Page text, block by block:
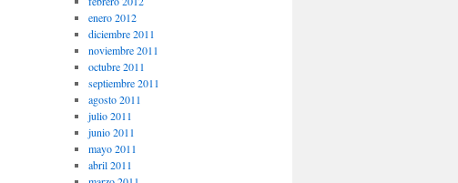
enero 2012
diciembre 2011
noviembre 2011
octubre 2011
septiembre 2011
agosto 2011
julio 2011
junio 2011
mayo 2011
abril 2011